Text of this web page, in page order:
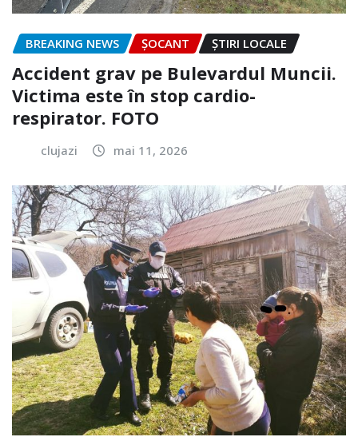
BREAKING NEWS ȘOCANT ȘTIRI LOCALE
Accident grav pe Bulevardul Muncii.
Victima este în stop cardio-
respirator. FOTO
clujazi mai 11, 2026